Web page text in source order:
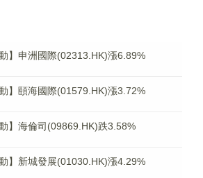
動】申洲國際(02313.HK)漲6.89%
動】頤海國際(01579.HK)漲3.72%
動】海倫司(09869.HK)跌3.58%
動】新城發展(01030.HK)漲4.29%